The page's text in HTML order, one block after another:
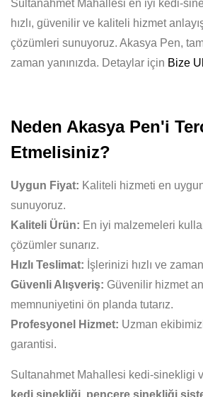
Sultanahmet Mahallesi en iyi kedi-
hızlı, güvenilir ve kaliteli hizmet
çözümleri sunuyoruz. Akasya Pen,
zaman yanınızda. Detaylar için Bize
Neden Akasya Pen'i
Etmelisiniz?
Uygun Fiyat: Kaliteli hizmeti en
sunuyoruz.
Kaliteli Ürün: En iyi malzemeleri
çözümler sunarız.
Hızlı Teslimat: İşlerinizi hızlı ve
Güvenli Alışveriş: Güvenilir hizmet
memnuniyetini ön planda tutarız.
Profesyonel Hizmet: Uzman
garantisi.
Sultanahmet Mahallesi kedi-sinekligi
kedi sinekliği, pencere sinekliği